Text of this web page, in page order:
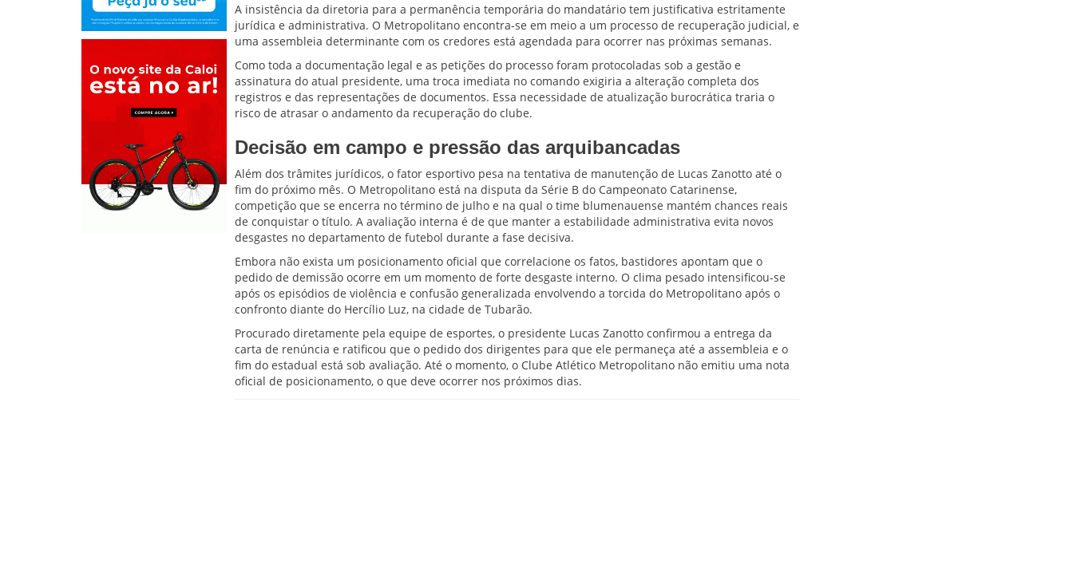
A insistência da diretoria para a permanência temporária do mandatário tem justificativa estritamente
jurídica e administrativa. O Metropolitano encontra-se em meio a um processo de recuperação judicial, e
uma assembleia determinante com os credores está agendada para ocorrer nas próximas semanas.
Como toda a documentação legal e as petições do processo foram protocoladas sob a gestão e
assinatura do atual presidente, uma troca imediata no comando exigiria a alteração completa dos
registros e das representações de documentos. Essa necessidade de atualização burocrática traria o
risco de atrasar o andamento da recuperação do clube.
Decisão em campo e pressão das arquibancadas
Além dos trâmites jurídicos, o fator esportivo pesa na tentativa de manutenção de Lucas Zanotto até o
fim do próximo mês. O Metropolitano está na disputa da Série B do Campeonato Catarinense,
competição que se encerra no término de julho e na qual o time blumenauense mantém chances reais
de conquistar o título. A avaliação interna é de que manter a estabilidade administrativa evita novos
desgastes no departamento de futebol durante a fase decisiva.
Embora não exista um posicionamento oficial que correlacione os fatos, bastidores apontam que o
pedido de demissão ocorre em um momento de forte desgaste interno. O clima pesado intensificou-se
após os episódios de violência e confusão generalizada envolvendo a torcida do Metropolitano após o
confronto diante do Hercílio Luz, na cidade de Tubarão.
Procurado diretamente pela equipe de esportes, o presidente Lucas Zanotto confirmou a entrega da
carta de renúncia e ratificou que o pedido dos dirigentes para que ele permaneça até a assembleia e o
fim do estadual está sob avaliação. Até o momento, o Clube Atlético Metropolitano não emitiu uma nota
oficial de posicionamento, o que deve ocorrer nos próximos dias.